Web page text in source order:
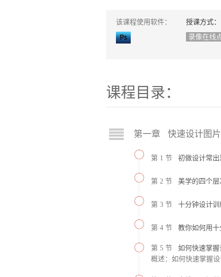
该课程使用软件：
授课方式：
录像在线
课程目录：
第一章 快速设计图
第 1 节 初做设计常
第 2 节 美学的四个层
第 3 节 十分钟设计训
第 4 节 教你如何用
第 5 节 如何快速掌
概述：如何快速掌握